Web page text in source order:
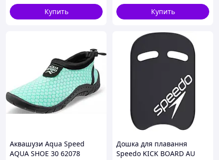
Купить
Купить
Аквашузи Aqua Speed
AQUA SHOE 30 62078
Дошка для плавання
Speedo KICK BOARD AU